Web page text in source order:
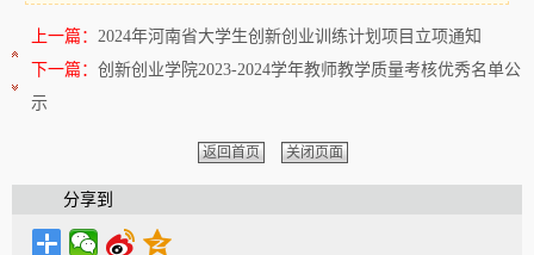
上一篇： 2024年河南省大学生创新创业训练计划项目立项通知
下一篇： 创新创业学院2023-2024学年教师教学质量考核优秀名单公
示
返回首页 关闭页面
分享到